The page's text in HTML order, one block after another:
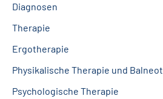
Diagnosen
Therapie
Ergotherapie
Physikalische Therapie und
Psychologische Therapie